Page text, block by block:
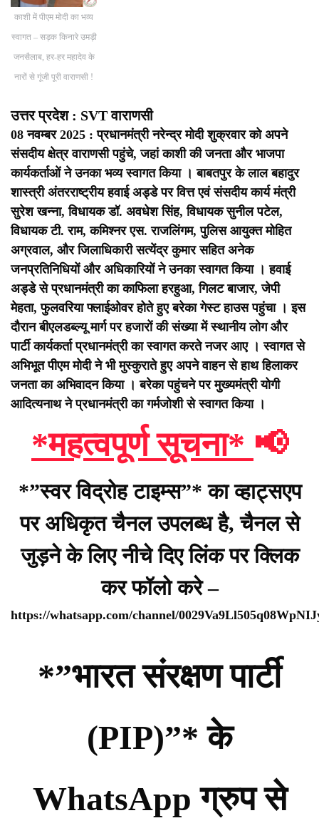
काशी में पीएम मोदी का भव्य
स्वागत – सड़क किनारे उमड़ी
जनसैलाब, हर-हर महादेव के
नारों से गूंजी पूरी वाराणसी !
उत्तर प्रदेश : SVT वाराणसी
08 नवम्बर 2025 : प्रधानमंत्री नरेन्द्र मोदी शुक्रवार को अपने
संसदीय क्षेत्र वाराणसी पहुंचे, जहां काशी की जनता और भाजपा
कार्यकर्ताओं ने उनका भव्य स्वागत किया ।बाबतपुर के लाल बहादुर
शास्त्री अंतरराष्ट्रीय हवाई अड्डे पर वित्त एवं संसदीय कार्य मंत्री
सुरेश खन्ना, विधायक डॉ. अवधेश सिंह, विधायक सुनील पटेल,
विधायक टी. राम, कमिश्नर एस. राजलिंगम, पुलिस आयुक्त मोहित
अग्रवाल, और जिलाधिकारी सत्येंद्र कुमार सहित अनेक
जनप्रतिनिधियों और अधिकारियों ने उनका स्वागत किया ।हवाई
अड्डे से प्रधानमंत्री का काफिला हरहुआ, गिलट बाजार, जेपी
मेहता, फुलवरिया फ्लाईओवर होते हुए बरेका गेस्ट हाउस पहुंचा । इस
दौरान बीएलडब्ल्यू मार्ग पर हजारों की संख्या में स्थानीय लोग और
पार्टी कार्यकर्ता प्रधानमंत्री का स्वागत करते नजर आए ।स्वागत से
अभिभूत पीएम मोदी ने भी मुस्कुराते हुए अपने वाहन से हाथ हिलाकर
जनता का अभिवादन किया ।बरेका पहुंचने पर मुख्यमंत्री योगी
आदित्यनाथ ने प्रधानमंत्री का गर्मजोशी से स्वागत किया ।
*महत्वपूर्ण सूचना* 📢
*”स्वर विद्रोह टाइम्स”* का व्हाट्सएप
पर अधिकृत चैनल उपलब्ध है, चैनल से
जुड़ने के लिए नीचे दिए लिंक पर क्लिक
कर फॉलो करे –
https://whatsapp.com/channel/
*”भारत संरक्षण पार्टी
(PIP)”* के
WhatsApp ग्रुप से